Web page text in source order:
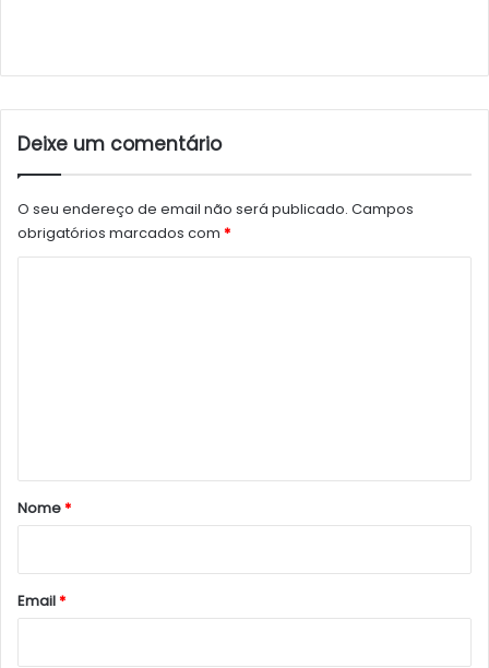
Deixe um comentário
O seu endereço de email não será publicado. Campos
obrigatórios marcados com *
r
*
Nome*
Email*